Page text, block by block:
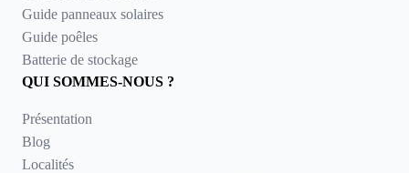
Guide panneaux solaires
Guide poêles
Batterie de stockage
QUI SOMMES-NOUS ?
Présentation
Blog
Localités